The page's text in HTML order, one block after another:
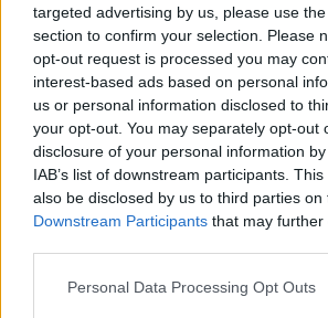
targeted advertising by us, please use
section to confirm your selection. Please
opt-out request is processed you may
interest-based ads based on personal
us or personal information disclosed to
your opt-out. You may separately opt-out
disclosure of your personal information
IAB’s list of downstream participants.
also be disclosed by us to third parties on
Downstream Participants that may
Personal Data Processing Opt Outs
saldato in un unico passaggio
aumenta la affidabilità nel tempo, eliminando
la necessità di impiegare detergenti chimici
di saldatura, al fine di ridurre anche l’impatto
del prodotto. La ROG Matrix GeForce RTX
con componenti della massima qualità,
garantite per tutta la vita della scheda.
La parte hardware, tuttavia, è solo metà